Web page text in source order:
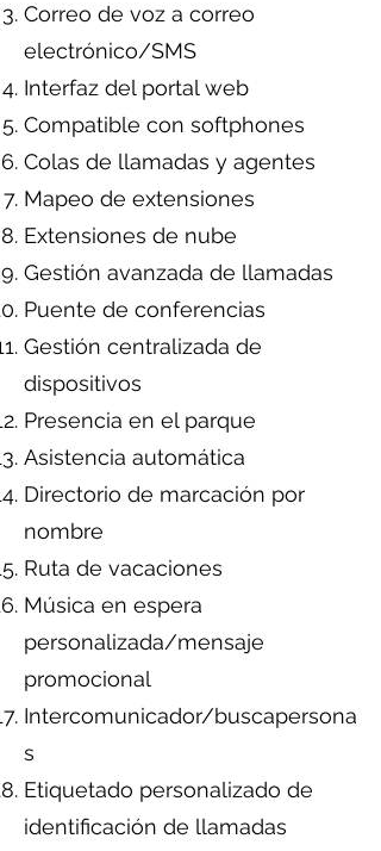
Correo de voz a correo
electrónico/SMS
Interfaz del portal web
Compatible con softphones
Colas de llamadas y agentes
Mapeo de extensiones
Extensiones de nube
Gestión avanzada de llamadas
Puente de conferencias
Gestión centralizada de
dispositivos
Presencia en el parque
Asistencia automática
Directorio de marcación por
nombre
Ruta de vacaciones
Música en espera
personalizada/mensaje
promocional
Intercomunicador/buscapersona
s
Etiquetado personalizado de
identificación de llamadas